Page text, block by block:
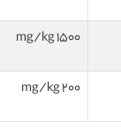
1500 mg/kg
200 mg/kg